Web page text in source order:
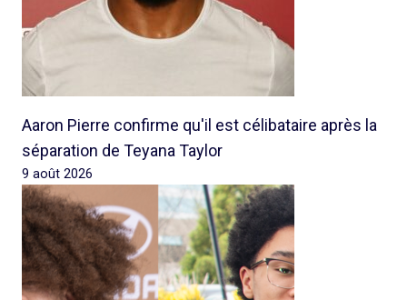
Aaron Pierre confirme qu'il est célibataire après la
séparation de Teyana Taylor
9 août 2026